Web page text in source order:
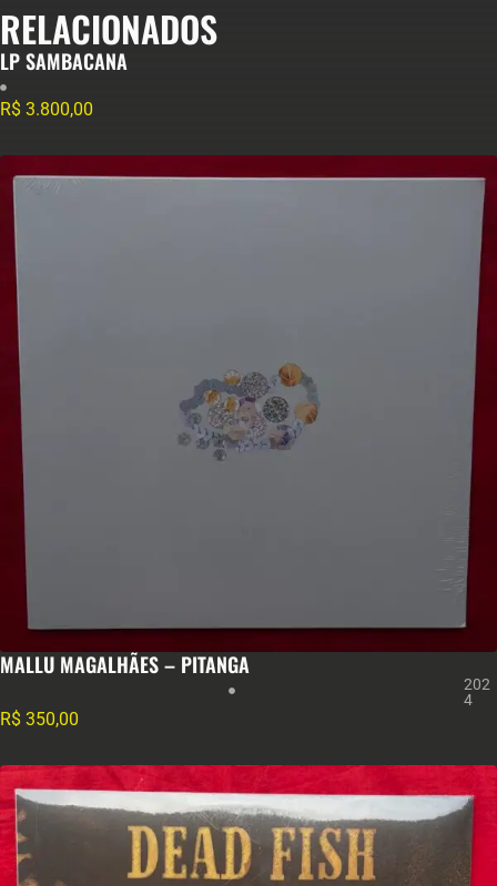
RELACIONADOS
LP SAMBACANA
R$ 3.800,00
MALLU MAGALHÃES – PITANGA
202
4
R$ 350,00